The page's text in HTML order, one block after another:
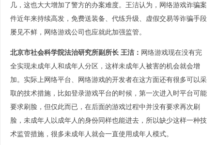
几，这也大大增加了警方的办案难度。王洁认为，网络游戏诈骗案
件近年来持续高发，免费送装备、代练升级、虚假交易等诈骗手段
屡见不鲜，网络游戏公司也应就此加强监管。
北京市社会科学院法治研究所副所长 王洁： 网络游戏现在没有完
全实现未成年人和成年人分区，这样未成年人被害的机会就会增
加。实际上网络平台、网络游戏的开发者在这方面还有很多可以采
取的技术措施，比如登录游戏平台的时候，第一次进入时平台可能
要求刷脸，但仅此而已，在后面的游戏过程中并没有要求再次刷
脸，未成年人以成年人的身份同样也能进去，所以缺少这样一种技
术监管措施，很多未成年人就会一直使用成年人模式。